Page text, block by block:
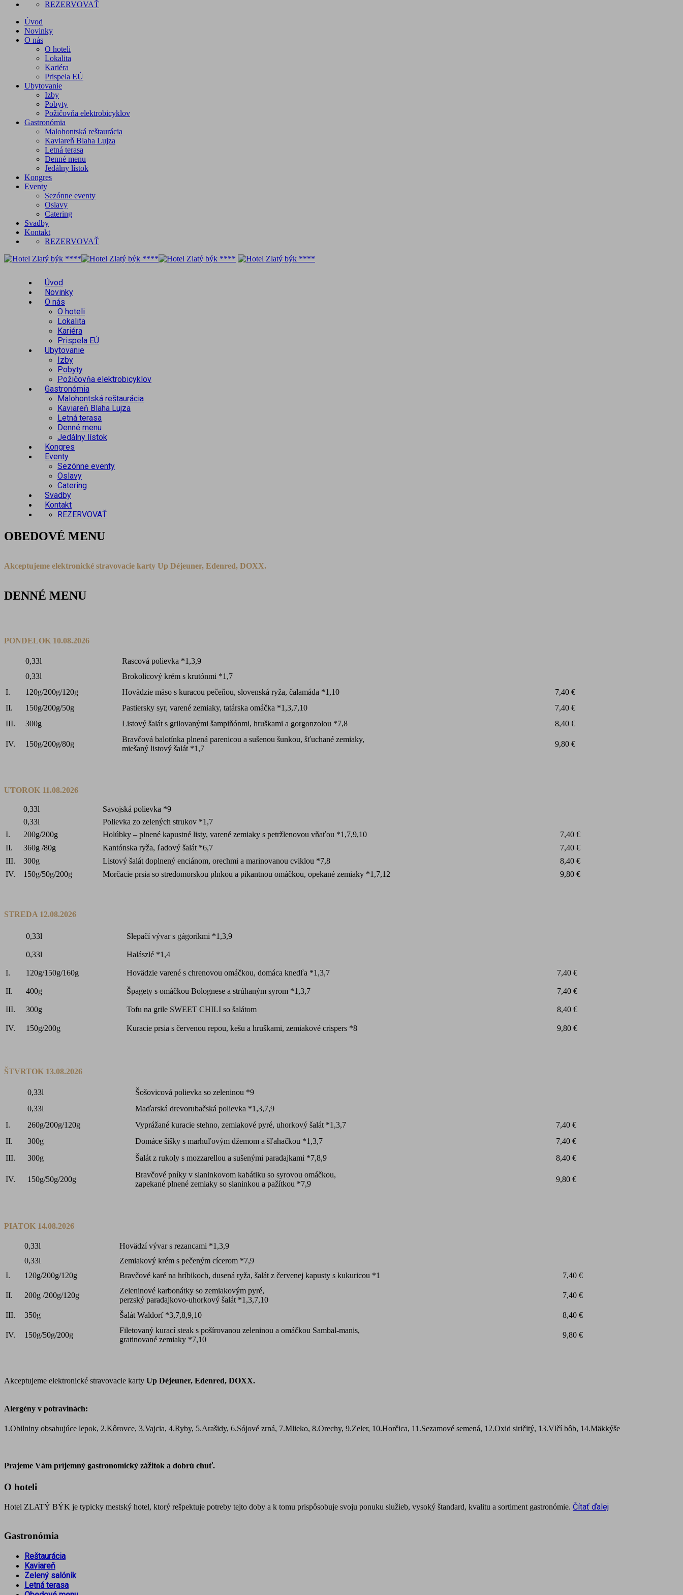
REZERVOVAŤ
Úvod
Novinky
O nás
O hoteli
Lokalita
Kariéra
Prispela EÚ
Ubytovanie
Izby
Pobyty
Požičovňa elektrobicyklov
Gastronómia
Malohontská reštaurácia
Kaviareň Blaha Lujza
Letná terasa
Denné menu
Jedálny lístok
Kongres
Eventy
Sezónne eventy
Oslavy
Catering
Svadby
Kontakt
REZERVOVAŤ
Úvod
Novinky
O nás
O hoteli
Lokalita
Kariéra
Prispela EÚ
Ubytovanie
Izby
Pobyty
Požičovňa elektrobicyklov
Gastronómia
Malohontská reštaurácia
Kaviareň Blaha Lujza
Letná terasa
Denné menu
Jedálny lístok
Kongres
Eventy
Sezónne eventy
Oslavy
Catering
Svadby
Kontakt
REZERVOVAŤ
OBEDOVÉ MENU
DENNÉ MENU
Akceptujeme elektronické stravovacie karty Up Déjeuner, Edenred, DOXX.
PONDELOK 10.08.2026
0,33l
Rascová polievka *1,3,9
0,33l
Brokolicový krém s krutónmi *1,7
I.
120g/200g/120g Hovädzie mäso s kuracou pečeňou, slovenská ryža, čalamáda *1,10
7,40 €
II.
150g/200g/50g Pastiersky syr, varené zemiaky, tatárska omáčka *1,3,7,10
7,40 €
III.
300g Listový šalát s grilovanými šampiňónmi, hruškami a gorgonzolou *7,8 8,40 €
IV. 150g/200g/80g
Bravčová balotínka plnená parenicou a sušenou šunkou, šťuchané zemiaky,
miešaný listový šalát *1,7
9,80 €
UTOROK 11.08.2026
0,33l
Savojská polievka *9
0,33l
Polievka zo zelených strukov *1,7
I.
200g/200g Holúbky – plnené kapustné listy, varené zemiaky s petržlenovou vňaťou *1,7,9,10
7,40 €
II.
360g /80g Kantónska ryža, ľadový šalát *6,7
7,40 €
III.
300g Listový šalát doplnený enciánom, orechmi a marinovanou cviklou *7,8
8,40 €
IV.
150g/50g/200g Morčacie prsia so stredomorskou plnkou a pikantnou omáčkou, opekané zemiaky *1,7,12 9,80 €
STREDA 12.08.2026
0,33l Slepačí vývar s gágoríkmi *1,3,9
0,33l Halászlé *1,4
I. 120g/150g/160g Hovädzie varené s chrenovou omáčkou, domáca knedľa *1,3,7 7,40 €
II. 400g Špagety s omáčkou Bolognese a strúhaným syrom *1,3,7 7,40 €
III. 300g Tofu na grile SWEET CHILI so šalátom 8,40 €
IV. 150g/200g Kuracie prsia s červenou repou, kešu a hruškami, zemiakové crispers *8 9,80 €
ŠTVRTOK 13.08.2026
0,33l
Šošovicová polievka so zeleninou *9
0,33l
Maďarská drevorubačská polievka *1,3,7,9
I.
260g/200g/120g Vyprážané kuracie stehno, zemiakové pyré, uhorkový šalát *1,3,7
7,40 €
II.
300g Domáce šišky s marhuľovým džemom a šľahačkou *1,3,7
7,40 €
III.
300g Šalát z rukoly s mozzarellou a sušenými paradajkami *7,8,9 8,40 €
IV. 150g/50g/200g
Bravčové pníky v slaninkovom kabátiku so syrovou omáčkou,
zapekané plnené zemiaky so slaninkou a pažítkou *7,9
9,80 €
PIATOK 14.08.2026
0,33l
Hovädzí vývar s rezancami *1,3,9
0,33l
Zemiakový krém s pečeným cícerom *7,9
I.
120g/200g/120g Bravčové karé na hríbikoch, dusená ryža, šalát z červenej kapusty s kukuricou *1 7,40 €
II. 200g /200g/120g
Zeleninové karbonátky so zemiakovým pyré,
perzský paradajkovo-uhorkový šalát *1,3,7,10
7,40 €
III. 350g Šalát Waldorf *3,7,8,9,10 8,40 €
IV. 150g/50g/200g
Filetovaný kurací steak s pošírovanou zeleninou a omáčkou Sambal-manis,
gratinované zemiaky *7,10
9,80 €
Akceptujeme elektronické stravovacie karty Up Déjeuner, Edenred, DOXX.
Alergény v potravinách:
1.Obilniny obsahujúce lepok, 2.Kôrovce, 3.Vajcia, 4.Ryby, 5.Arašidy, 6.Sójové zrná, 7.Mlieko, 8.Orechy, 9.Zeler, 10.Horčica, 11.Sezamové semená, 12.Oxid siričitý, 13.Vlčí bôb, 14.Mäkkýše
Prajeme Vám príjemný gastronomický zážitok a dobrú chuť.
O hoteli
Hotel ZLATÝ BÝK je typicky mestský hotel, ktorý rešpektuje potreby tejto doby a k tomu prispôsobuje svoju ponuku služieb, vysoký štandard, kvalitu a sortiment gastronómie. Čítať ďalej
Gastronómia
Reštaurácia
Kaviareň
Zelený salónik
Letná terasa